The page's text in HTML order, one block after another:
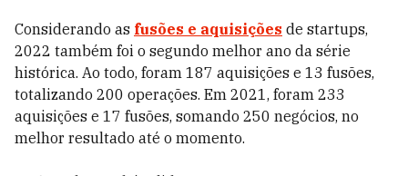
Considerando as fusões e aquisições de startups,
2022 também foi o segundo melhor ano da série
histórica. Ao todo, foram 187 aquisições e 13 fusões,
totalizando 200 operações. Em 2021, foram 233
aquisições e 17 fusões, somando 250 negócios, no
melhor resultado até o momento.